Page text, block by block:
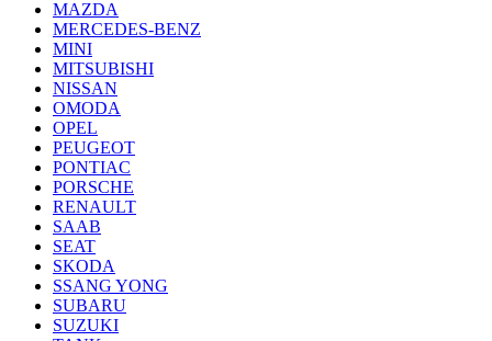
MAZDA
MERCEDES-BENZ
MINI
MITSUBISHI
NISSAN
OMODA
OPEL
PEUGEOT
PONTIAC
PORSCHE
RENAULT
SAAB
SEAT
SKODA
SSANG YONG
SUBARU
SUZUKI